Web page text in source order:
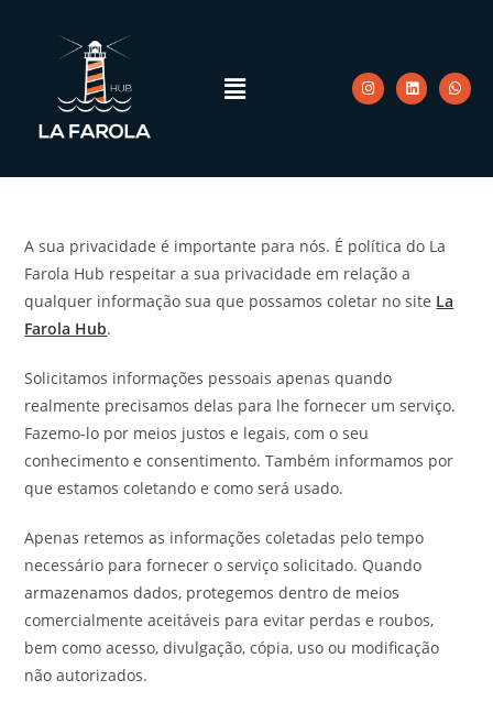
A sua privacidade é importante para nós. É política do La
Farola Hub respeitar a sua privacidade em relação a
qualquer informação sua que possamos coletar no site La
Farola Hub.
Solicitamos informações pessoais apenas quando
realmente precisamos delas para lhe fornecer um serviço.
Fazemo-lo por meios justos e legais, com o seu
conhecimento e consentimento. Também informamos por
que estamos coletando e como será usado.
Apenas retemos as informações coletadas pelo tempo
necessário para fornecer o serviço solicitado. Quando
armazenamos dados, protegemos dentro de meios
comercialmente aceitáveis para evitar perdas e roubos,
bem como acesso, divulgação, cópia, uso ou modificação
não autorizados.